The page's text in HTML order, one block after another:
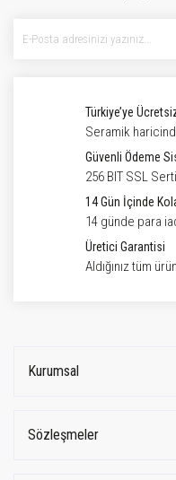
Türkiye’ye
Seramik
Güvenli Ödeme
256 BIT SSL
14 Gün İçinde
14 günde para
Üretici Garantisi
Aldığınız tüm
Kurumsal
Sözleşmeler